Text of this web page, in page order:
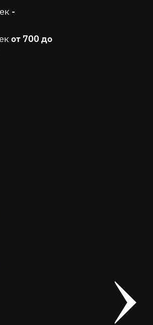
-
от 700 до